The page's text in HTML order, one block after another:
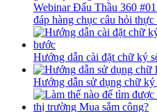
Webinar Đấu Thầu 360
đáp hàng chục câu hỏi
Hướng dẫn cài đặt chữ ký
Hướng dẫn sử dụng chữ